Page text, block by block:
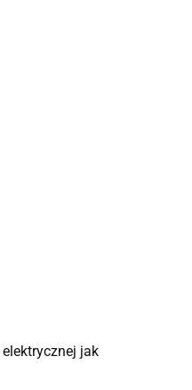
elektrycznej jak